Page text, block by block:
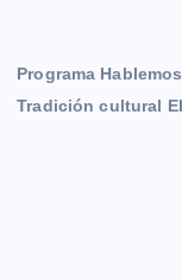
Programa
Tradición cultural